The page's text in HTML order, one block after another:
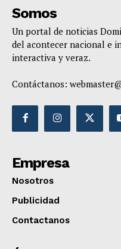
Somos
Un portal de noticias
del acontecer nacional e
interactiva y veraz.
Contáctanos:
Empresa
Nosotros
Publicidad
Contactanos